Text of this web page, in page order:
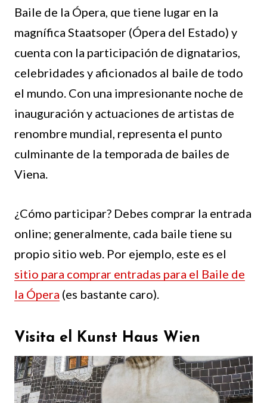
Baile de la Ópera, que tiene lugar en la
magnífica Staatsoper (Ópera del Estado) y
cuenta con la participación de dignatarios,
celebridades y aficionados al baile de todo
el mundo. Con una impresionante noche de
inauguración y actuaciones de artistas de
renombre mundial, representa el punto
culminante de la temporada de bailes de
Viena.
¿Cómo participar? Debes comprar la entrada
online; generalmente, cada baile tiene su
propio sitio web. Por ejemplo, este es el
sitio para comprar entradas para el Baile de
la Ópera (es bastante caro).
Visita el Kunst Haus Wien